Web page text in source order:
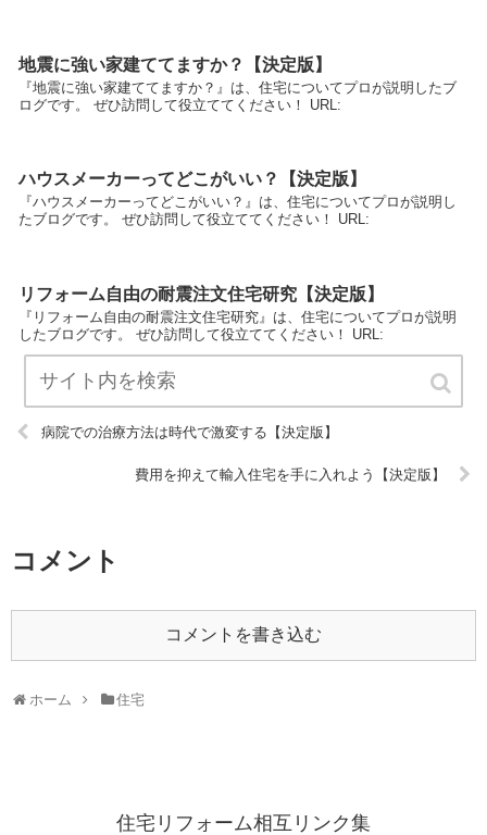
地震に強い家建ててますか？【決定版】
『地震に強い家建ててますか？』は、住宅についてプロが説明したブ
ログです。 ぜひ訪問して役立ててください！ URL:
ハウスメーカーってどこがいい？【決定版】
『ハウスメーカーってどこがいい？』は、住宅についてプロが説明し
たブログです。 ぜひ訪問して役立ててください！ URL:
リフォーム自由の耐震注文住宅研究【決定版】
『リフォーム自由の耐震注文住宅研究』は、住宅についてプロが説明
したブログです。 ぜひ訪問して役立ててください！ URL:
病院での治療方法は時代で激変する【決定版】
費用を抑えて輸入住宅を手に入れよう【決定版】
コメント
コメントを書き込む
ホーム 住宅
住宅リフォーム相互リンク集